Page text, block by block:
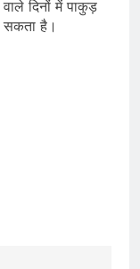
दिनों में पाकुड़
सकता है।